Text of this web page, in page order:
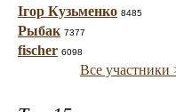
Ігор Кузьменко 8485
Рыбак 7377
fischer 6098
Все участники